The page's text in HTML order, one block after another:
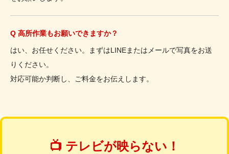
Q 高所作業もお願いできますか？
はい、お任せください。まずはLINEまたはメールで写真をお送
りください。
対応可能か判断し、ご料金をお伝えします。
📺 テレビが映らない！